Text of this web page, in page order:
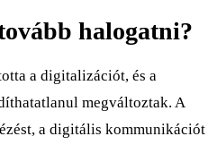
halogatni?
a digitalizációt, és a
megváltoztak. A
a digitális kommunikációt